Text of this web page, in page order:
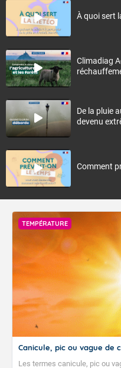
À quoi sert
Climadiag
De la pluie
devenu
Comment
TEMPÉRATURE
Canicule, pic ou vague de
Les termes canicule, pic ou